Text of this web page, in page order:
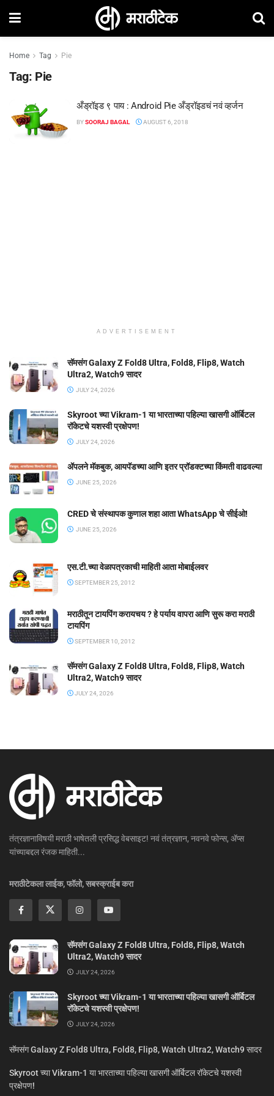
Home Tag Pie
Tag: Pie
अँड्रॉइड ९ पाय : Android Pie अँड्रॉइडचं नवं व्हर्जन
BYSOORAJ BAGAL AUGUST 6, 2018
ADVERTISEMENT
सॅमसंग Galaxy Z Fold8 Ultra, Fold8, Flip8, Watch
Ultra2, Watch9 सादर
JULY 24, 2026
Skyroot च्या Vikram-1 या भारताच्या पहिल्या खासगी ऑर्बिटल
रॉकेटचे यशस्वी प्रक्षेपण!
JULY 24, 2026
ॲपलने मॅकबुक, आयपॅडच्या आणि इतर प्रॉडक्टच्या किंमती वाढवल्या
JUNE 25, 2026
CRED चे संस्थापक कुणाल शहा आता WhatsApp चे सीईओ!
JUNE 25, 2026
एस.टी.च्या वेळापत्रकाची माहिती आता मोबाईलवर
SEPTEMBER 25, 2012
मराठीतून टायपिंग करायचय ? हे पर्याय वापरा आणि सुरू करा मराठी
टायपिंग
SEPTEMBER 10, 2012
सॅमसंग Galaxy Z Fold8 Ultra, Fold8, Flip8, Watch
Ultra2, Watch9 सादर
JULY 24, 2026
तंत्रज्ञानाविषयी मराठी भाषेतली प्रसिद्ध वेबसाइट! नवं तंत्रज्ञान, नवनवे फोन्स, ॲप्स
यांच्याबद्दल रंजक माहिती...
मराठीटेकला लाईक, फॉलो, सबस्क्राईब करा
सॅमसंग Galaxy Z Fold8 Ultra, Fold8, Flip8, Watch
Ultra2, Watch9 सादर
JULY 24, 2026
Skyroot च्या Vikram-1 या भारताच्या पहिल्या खासगी ऑर्बिटल
रॉकेटचे यशस्वी प्रक्षेपण!
JULY 24, 2026
सॅमसंग Galaxy Z Fold8 Ultra, Fold8, Flip8, Watch Ultra2, Watch9 सादर
Skyroot च्या Vikram-1 या भारताच्या पहिल्या खासगी ऑर्बिटल रॉकेटचे यशस्वी
प्रक्षेपण!